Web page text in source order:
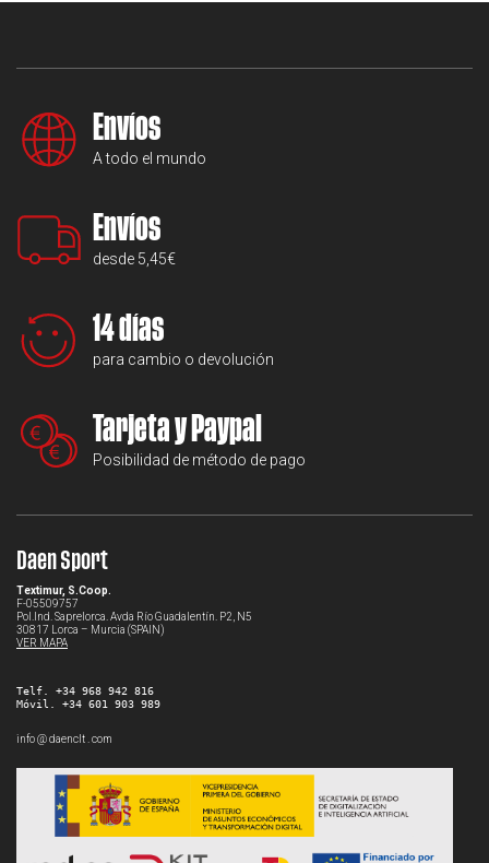
Envíos
A todo el mundo
Envíos
desde 5,45€
14 días
para cambio o devolución
Tarjeta y Paypal
Posibilidad de método de pago
Daen Sport
Textimur, S.Coop.
F-05509757
Pol.Ind. Saprelorca. Avda Río Guadalentín. P2, N5
30817 Lorca – Murcia (SPAIN)
VER MAPA
Telf. +34 968 942 816
Móvil. +34 601 903 989
info @ daenclt . com